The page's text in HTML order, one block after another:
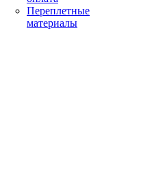
Переплетные
материалы